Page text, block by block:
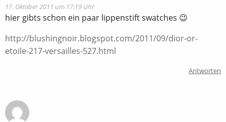
17. Oktober 2011 um 17:19 Uhr
hier gibts schon ein paar lippenstift swatches 😉
http://blushingnoir.blogspot.com/2011/09/dior-or-
etoile-217-versailles-527.html
Antworten